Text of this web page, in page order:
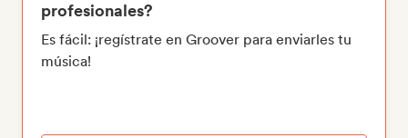
profesionales?
Es fácil: ¡regístrate en Groover para enviarles tu
música!